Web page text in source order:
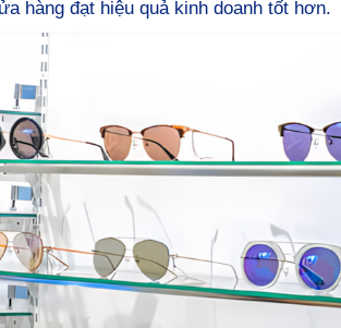
hàng đạt hiệu quả kinh doanh tốt hơn.